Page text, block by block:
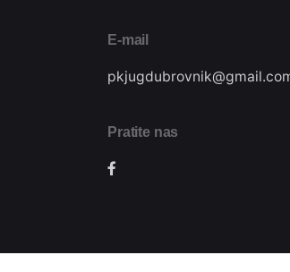
E-mail
Pratite nas